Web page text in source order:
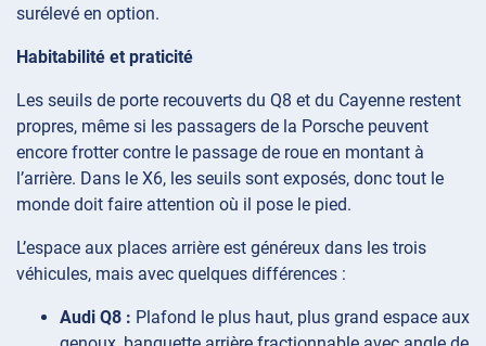
surélevé en option.
Habitabilité et praticité
Les seuils de porte recouverts du Q8 et du Cayenne restent
propres, même si les passagers de la Porsche peuvent
encore frotter contre le passage de roue en montant à
l’arrière. Dans le X6, les seuils sont exposés, donc tout le
monde doit faire attention où il pose le pied.
L’espace aux places arrière est généreux dans les trois
véhicules, mais avec quelques différences :
Audi Q8 : Plafond le plus haut, plus grand espace aux